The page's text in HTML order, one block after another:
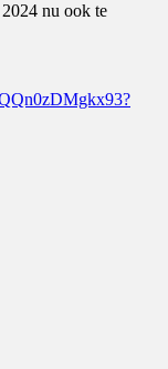
nu ook te